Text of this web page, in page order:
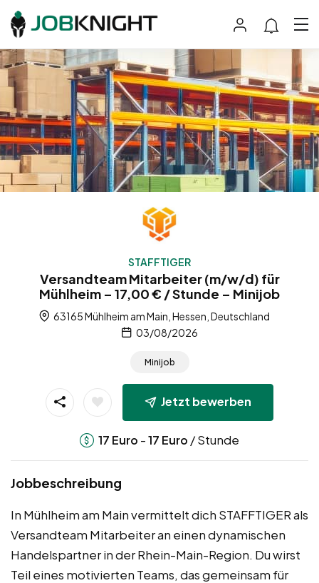
STAFFTIGER
Versandteam Mitarbeiter (m/w/d) für
Mühlheim – 17,00 € / Stunde – Minijob
63165 Mühlheim am Main, Hessen, Deutschland
03/08/2026
Minijob
Jetzt bewerben
17 Euro -17 Euro / Stunde
Jobbeschreibung
In Mühlheim am Main vermittelt dich STAFFTIGER als
Versandteam Mitarbeiter an einen dynamischen
Handelspartner in der Rhein-Main-Region. Du wirst
Teil eines motivierten Teams, das gemeinsam für